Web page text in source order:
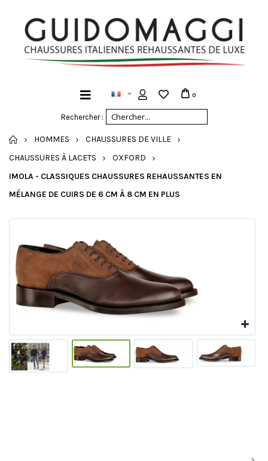
Rechercher :
0
ACCUEIL
HOMMES
CHAUSSURES DE VILLE
CHAUSSURES À LACETS
OXFORD
IMOLA - CLASSIQUES CHAUSSURES REHAUSSANTES EN
MÉLANGE DE CUIRS DE 6 CM À 8 CM EN PLUS